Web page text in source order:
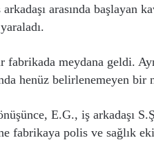
arasında başlayan
fabrikada meydana geldi.
henüz belirlenemeyen bir
E.G., iş arkadaşı
fabrikaya polis ve sağlık